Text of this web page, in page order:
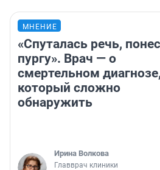
МНЕНИЕ
«Спуталась речь, понес
пургу». Врач — о
смертельном диагнозе,
который сложно
обнаружить
Ирина Волкова
Главврач клиники